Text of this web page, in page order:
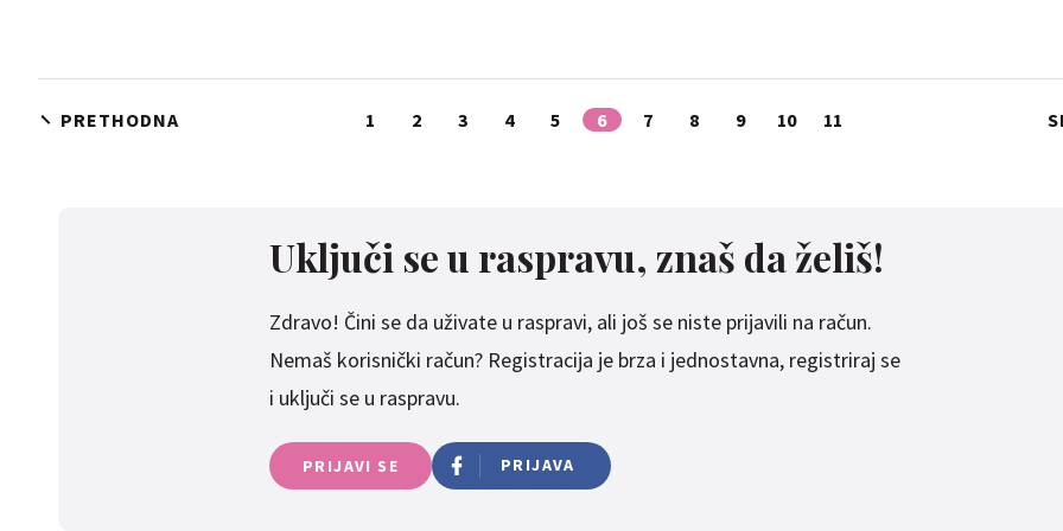
PRETHODNA 1 2 3 4 5 6 7 8 9 10 11
Uključi se u raspravu, znaš da želiš!
Zdravo! Čini se da uživate u raspravi, ali još se niste prijavili na račun.
Nemaš korisnički račun? Registracija je brza i jednostavna, registriraj se
i uključi se u raspravu.
PRIJAVI SE PRIJAVA